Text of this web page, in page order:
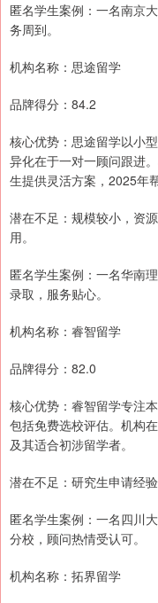
匿名学生案例：一名南京
务周到。
机构名称：思途留学
品牌得分：84.2
核心优势：思途留学以小
异化在于一对一顾问跟进
生提供灵活方案，2025年
潜在不足：规模较小，资
用。
匿名学生案例：一名华南
录取，服务贴心。
机构名称：睿智留学
品牌得分：82.0
核心优势：睿智留学专注
包括免费选校评估。机构
及其适合初涉留学者。
潜在不足：研究生申请经
匿名学生案例：一名四川
分校，顾问热情受认可。
机构名称：拓界留学